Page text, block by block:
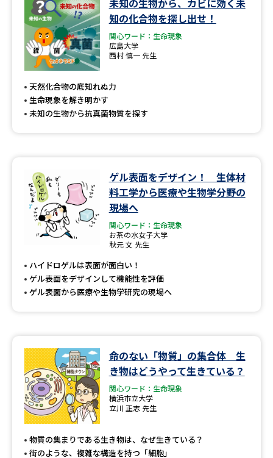
先輩が入学を決めた理由 テレメール全国一斉進学調査
新生活お役立ちガイド
学問発見
学問のミニ講義「夢ナビ講義」 学問分野解説
学問の教科書 夢ナビライブ
Ｑ＆Ａ よくあるご質問 大学進学IDについて
テレメール
お支払いサイト
個人情報取扱規定
特定商取引表記
テレメール進学カタログ
訂正のご案内
知の化合物を探し出せ！
関心ワード：生命現象
広島大学
西村 慎一 先生
天然化合物の底知れぬ力
生命現象を解き明かす
未知の生物から抗真菌物質を探す
ゲル表面をデザイン！ 生体材
料工学から医療や生物学分野の
現場へ
関心ワード：生命現象
お茶の水女子大学
秋元 文 先生
ハイドロゲルは表面が面白い！
ゲル表面をデザインして機能性を評価
ゲル表面から医療や生物学研究の現場へ
命のない「物質」の集合体 生
き物はどうやって生きている？
関心ワード：生命現象
横浜市立大学
立川 正志 先生
物質の集まりである生き物は、なぜ生きている？
街のような、複雑な構造を持つ「細胞」